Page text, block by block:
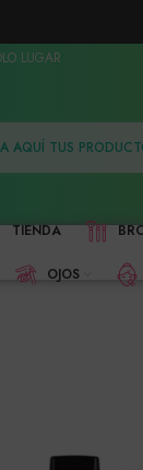
LUGAR
TIENDA
OJOS